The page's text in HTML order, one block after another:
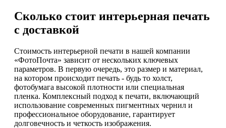
Сколько стоит интерьерная печать
с доставкой
Стоимость интерьерной печати в нашей компании
«ФотоПочта» зависит от нескольких ключевых
параметров. В первую очередь, это размер и материал,
на котором происходит печать - будь то холст,
фотобумага высокой плотности или специальная
пленка. Комплексный подход к печати, включающий
использование современных пигментных чернил и
профессиональное оборудование, гарантирует
долговечность и четкость изображения.